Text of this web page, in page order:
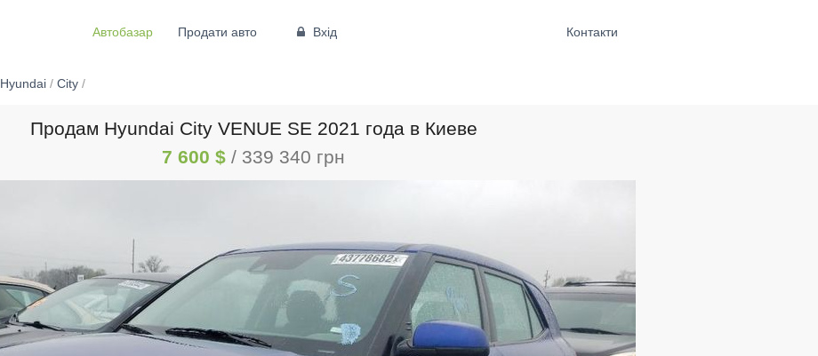
Автобазар Продати авто Вхід Контакти
Hyundai/ City/
Продам Hyundai City VENUE SE 2021 года в Киеве
7 600 $ / 339 340 грн